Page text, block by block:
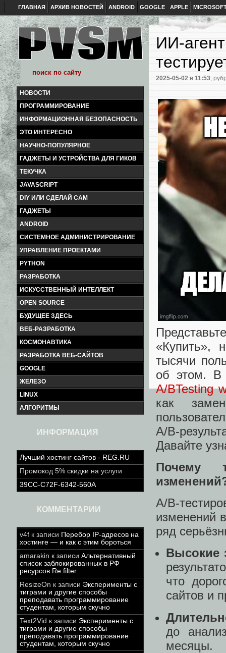
ГЛАВНАЯ АРХИВ НОВОСТЕЙ ANDROID GOOGLE APPLE
НОВОСТИ
ПРОГРАММИРОВАНИЕ
ИНФОРМАЦИОННАЯ БЕЗОПАСНОСТЬ
ЭТО ИНТЕРЕСНО
НАУЧНО-ПОПУЛЯРНОЕ
ГАДЖЕТЫ И УСТРОЙСТВА ДЛЯ ГИКОВ
ТЕКУЧКА
JAVASCRIPT
DIY ИЛИ СДЕЛАЙ САМ
ГАДЖЕТЫ
ANDROID
СИСТЕМНОЕ АДМИНИСТРИРОВАНИЕ
УПРАВЛЕНИЕ ПРОЕКТАМИ
PYTHON
РАЗРАБОТКА
ИСКУССТВЕННЫЙ ИНТЕЛЛЕКТ
OPEN SOURCE
БУДУЩЕЕ ЗДЕСЬ
ВЕБ-РАЗРАБОТКА
КОСМОНАВТИКА
РАЗРАБОТКА ВЕБ-САЙТОВ
GOOGLE
ЖЕЛЕЗО
LINUX
АЛГОРИТМЫ
ИНФОРМАЦИЯ
Лучший хостинг сайтов - REG.RU
Промокод 5% скидки на услуги
39CC-C72F-6342-560A
КОММЕНТАРИИ
v4f к записи Перебор IP-адресов на
хостинге — и как с этим бороться
amarakin к записи Альтернативный
список заблокированных в РФ
ресурсов Re:filter
ResizeOn к записи Эксперименты с
тиграми и другие способы
преподавать программирование
студентам, которым скучно
Text2Vid к записи Эксперименты с
тиграми и другие способы
преподавать программирование
студентам, которым скучно
ИИ-
2025-05-02 в 11:53,
«Купить»,
тысячи
об этом. В
A/BTesting
как
A/
Давайте
Почему
A/B-
изменений
ряд
Высокие
что
сайтов и
до
месяцы.